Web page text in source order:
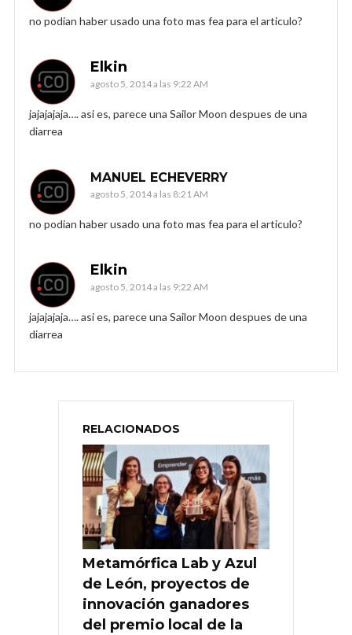
no podian haber usado una foto mas fea para el articulo?
Elkin
agosto 5, 2014 a las 9:22 AM
jajajajaja…. asi es, parece una Sailor Moon despues de una
diarrea
MANUEL ECHEVERRY
agosto 5, 2014 a las 8:21 AM
no podian haber usado una foto mas fea para el articulo?
Elkin
agosto 5, 2014 a las 9:22 AM
jajajajaja…. asi es, parece una Sailor Moon despues de una
diarrea
RELACIONADOS
Metamórfica Lab y Azul
de León, proyectos de
innovación ganadores
del premio local de la